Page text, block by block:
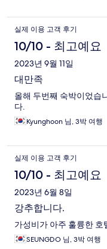
실제 이용 고객 후기
10/10 - 최고예요
2023년 9월 11일
대만족
올해 두번째 숙박이었습
다.
Kyunghoon 님, 3박 여행
실제 이용 고객 후기
10/10 - 최고예요
2023년 6월 8일
강추합니다.
가성비가 아주 훌륭한
SEUNGDO 님, 3박 여행